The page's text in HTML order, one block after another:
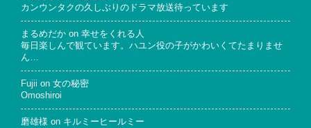
カンウンタクの久しぶりのドラマ放送待っています
まるめだか on 幸せをくれる人
毎日楽しんで観ています。ハユン役の子がかわいくてたまりませ
ん…
Fujii on 女の秘密
Omoshiroi
磨雄様 on キルミーヒールミー